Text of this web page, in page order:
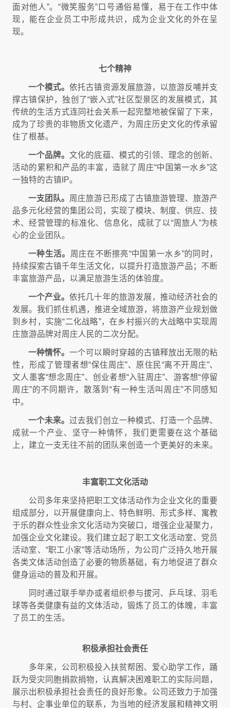
面对他人”。“微笑服务”口号通俗易懂，易于在工作中体
现，能在企业员工中形成共识，成为企业文化的外在呈
现。
七个精神
一个模式。依托古镇资源发展旅游，以旅游反哺并支
撑古镇保护，独创了“嵌入式”社区型景区的发展模式，其
传统的生活方式连同社会关系一起完整地被保留了下来，
成为了珍贵的非物质文化遗产，为周庄历史文化的传承留
住了根基。
一个品牌。文化的底蕴、模式的引领、理念的创新、
活动的累积和产品的丰富，造就了周庄“中国第一水乡”这
一独特的古镇IP。
一支团队。 周庄旅游已形成了古镇旅游管理、旅游产
品多元化经营的集团公司，实现了模块、制度、供应、技
术、经营管理的标准化、信息化，成就了以“周旅人”为核
心的企业团队。
一种生活。 周庄在不断擦亮“中国第一水乡”的同时，
持续探索古镇千年生活文化，以提升打造旅游产品；不断
丰富旅游产品，以满足旅游生活的体验度。
一个产业。依托几十年的旅游发展，推动经济社会的
发展。我们抓住机遇，推进全域旅游，将旅游产业规划做
到乡村，实施“二化战略”，在乡村振兴的大战略中实现周
庄旅游品牌对周庄人民的二次分配。
一种情怀。一个可以瞬时穿越的古镇释放出无限的粘
性，形成了管理者想“保住周庄”、原住民“离不开周庄”、
文人墨客“想念周庄”、创业者想“入驻周庄”、游客想“停留
周庄”的不同期许，散落到“有一种生活叫周庄”不同感知
中。
一个未来。过去我们创立一种模式、打造一个品牌、
成就一个产业、坚守一种情怀，我们更需要在这个基础
上，建立一支无往不前的团队来创造一个更美好的未来。
丰富职工文化活动
公司多年来坚持把职工文体活动作为企业文化的重要
组成部分，以开展健康向上、特色鲜明、形式多样、寓教
于乐的群众性业余文化活动为突破口，增强企业凝聚力，
加强企业文化建设。我们建立起了职工文化活动室、党员
活动室、“职工小家”等活动场所，为公司广泛持久地开展
各类文体活动创造了必要的物质基础，有力地促进了群众
健身运动的普及和开展。
同时通过联手举办或者组织参与拔河、乒乓球、羽毛
球等各类健康有益的文体活动，锻炼了员工的体魄，丰富
了员工的生活。
积极承担社会责任
多年来，公司积极投入扶贫帮困、爱心助学工作，踊
跃为受灾同胞捐款捐物，认真解决困难职工的实际问题，
展示出积极承担社会责任的良好形象。公司还致力于加强
与村、企事业单位的联系，为当地的经济发展和精神文明